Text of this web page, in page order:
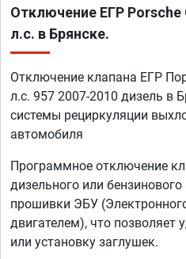
Отключение ЕГР Porsche
л.с. в Брянске.
Отключение клапана ЕГР
л.с. 957 2007-2010 дизель в
системы рециркуляции
автомобиля
Программное отключение
дизельного или
прошивки ЭБУ
двигателем), что позволяет
или установку заглушек.